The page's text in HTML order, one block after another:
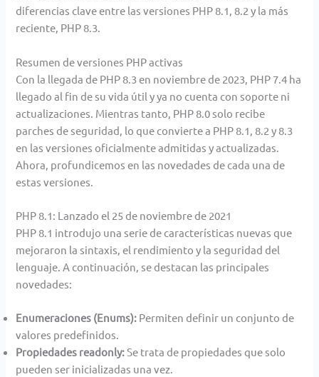
diferencias clave entre las versiones PHP 8.1, 8.2 y la más
reciente, PHP 8.3.
Resumen de versiones PHP activas
Con la llegada de PHP 8.3 en noviembre de 2023, PHP 7.4 ha
llegado al fin de su vida útil y ya no cuenta con soporte ni
actualizaciones. Mientras tanto, PHP 8.0 solo recibe
parches de seguridad, lo que convierte a PHP 8.1, 8.2 y 8.3
en las versiones oficialmente admitidas y actualizadas.
Ahora, profundicemos en las novedades de cada una de
estas versiones.
PHP 8.1: Lanzado el 25 de noviembre de 2021
PHP 8.1 introdujo una serie de características nuevas que
mejoraron la sintaxis, el rendimiento y la seguridad del
lenguaje. A continuación, se destacan las principales
novedades:
Enumeraciones (Enums): Permiten definir un conjunto de
valores predefinidos.
Propiedades readonly:Se trata de propiedades que solo
pueden ser inicializadas una vez.